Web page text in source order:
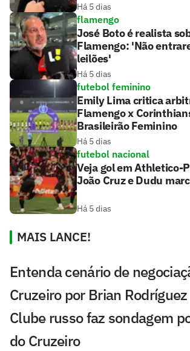
Há 5 dias
flamengo
José Boto é realista
Flamengo: 'Não
leilões'
Há 5 dias
futebol feminino
Emily Lima critica
Flamengo x
Brasileirão Feminino
Há 5 dias
futebol nacional
Veja gol em Athletico-
João Cruz e Dudu
Há 5 dias
MAIS LANCE!
Entenda cenário de
Cruzeiro por Brian Rodríguez
Clube russo faz sondagem
do Cruzeiro